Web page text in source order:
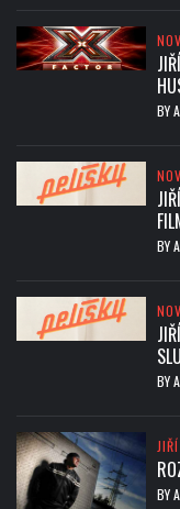
BY
BY
BY
BY